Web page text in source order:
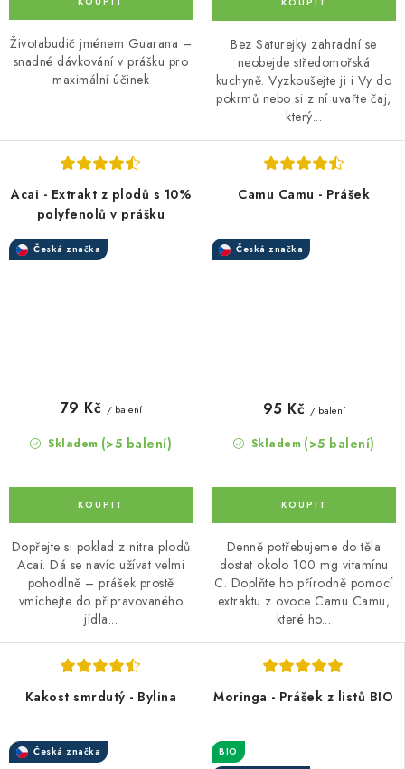
Životabudič jménem Guarana –
snadné dávkování v prášku pro
maximální účinek
Bez Saturejky zahradní se
neobejde středomořská
kuchyně. Vyzkoušejte ji i Vy do
pokrmů nebo si z ní uvařte čaj,
který...
Acai - Extrakt z plodů s 10%
polyfenolů v prášku
Česká značka
Skladem (>5 balení)
79 Kč / balení
Dopřejte si poklad z nitra plodů
Acai. Dá se navíc užívat velmi
pohodlně – prášek prostě
vmíchejte do připravovaného
jídla...
Camu Camu - Prášek
Česká značka
Skladem (>5 balení)
95 Kč / balení
Denně potřebujeme do těla
dostat okolo 100 mg vitamínu
C. Doplňte ho přírodně pomocí
extraktu z ovoce Camu Camu,
které ho...
Kakost smrdutý - Bylina
Česká značka
Moringa - Prášek z listů BIO
BIO